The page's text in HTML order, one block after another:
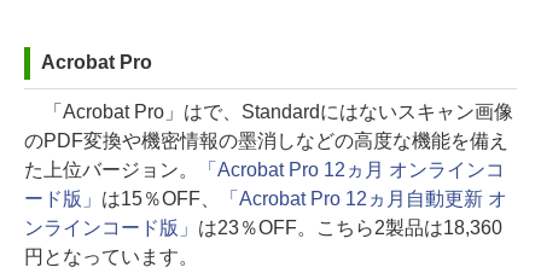
Acrobat Pro
「Acrobat Pro」はで、Standardにはないスキャン画像
のPDF変換や機密情報の墨消しなどの高度な機能を備え
た上位バージョン。
「Acrobat Pro 12ヵ月 オンラインコ
ード版」 は15％OFF、
「Acrobat Pro 12ヵ月自動更新 オ
ンラインコード版」 は23％OFF。こちら2製品は18,360
円となっています。